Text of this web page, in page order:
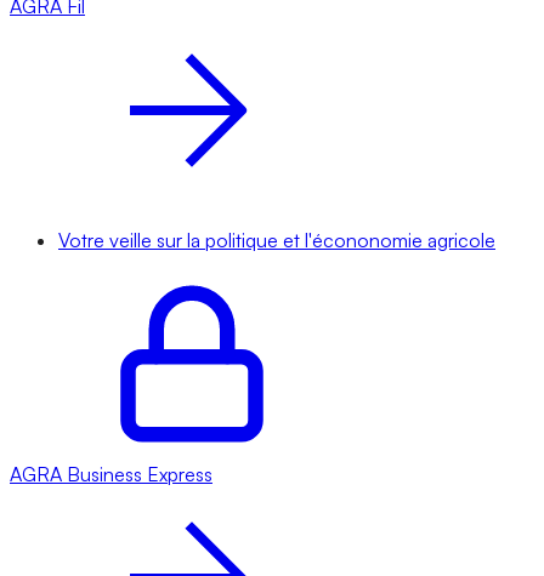
AGRA Fil
Votre veille sur la politique et l'écononomie agricole
AGRA Business Express